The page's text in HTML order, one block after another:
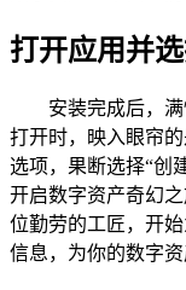
打开应用并
安装完成后，
打开时，映入眼帘
选项，果断选择“创
开启数字资产奇幻
位勤劳的工匠，开
信息，为你的数字资